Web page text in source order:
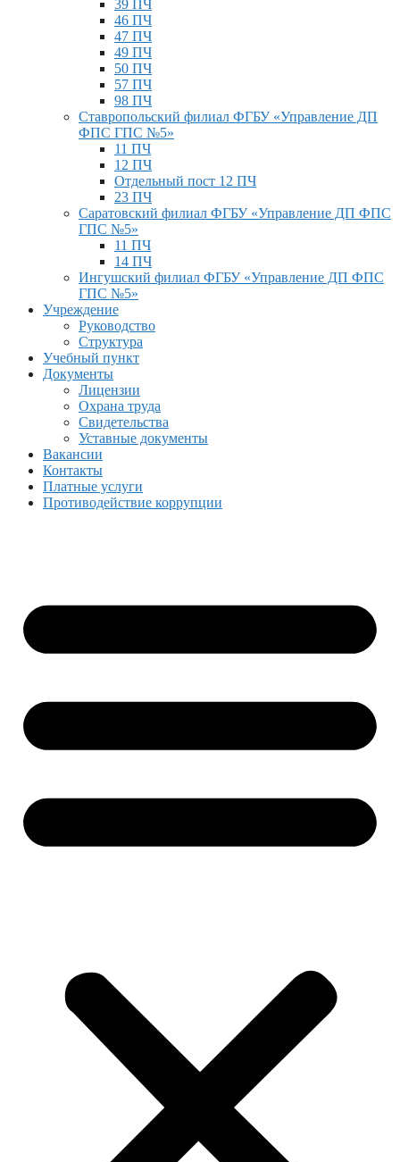
39 ПЧ
46 ПЧ
47 ПЧ
49 ПЧ
50 ПЧ
57 ПЧ
98 ПЧ
Ставропольский филиал ФГБУ «Управление ДП
ФПС ГПС №5»
11 ПЧ
12 ПЧ
Отдельный пост 12 ПЧ
23 ПЧ
Саратовский филиал ФГБУ «Управление ДП ФПС
ГПС №5»
11 ПЧ
14 ПЧ
Ингушский филиал ФГБУ «Управление ДП ФПС
ГПС №5»
Учреждение
Руководство
Структура
Учебный пункт
Документы
Лицензии
Охрана труда
Свидетельства
Уставные документы
Вакансии
Контакты
Платные услуги
Противодействие коррупции